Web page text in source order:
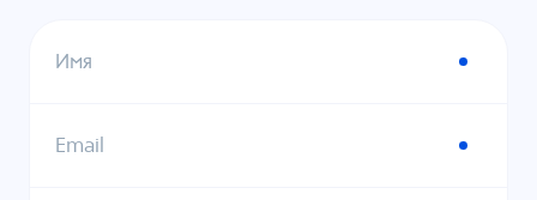
Имя
Email